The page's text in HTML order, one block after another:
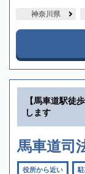
神奈川県
【馬車道駅徒
します
馬車道司
役所から近い